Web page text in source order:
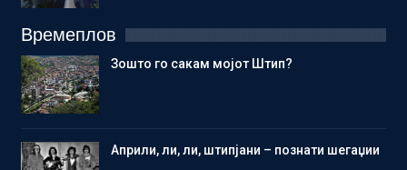
Времеплов
Зошто го сакам мојот Штип?
Aприли, ли, ли, штипјани – познати шегаџии